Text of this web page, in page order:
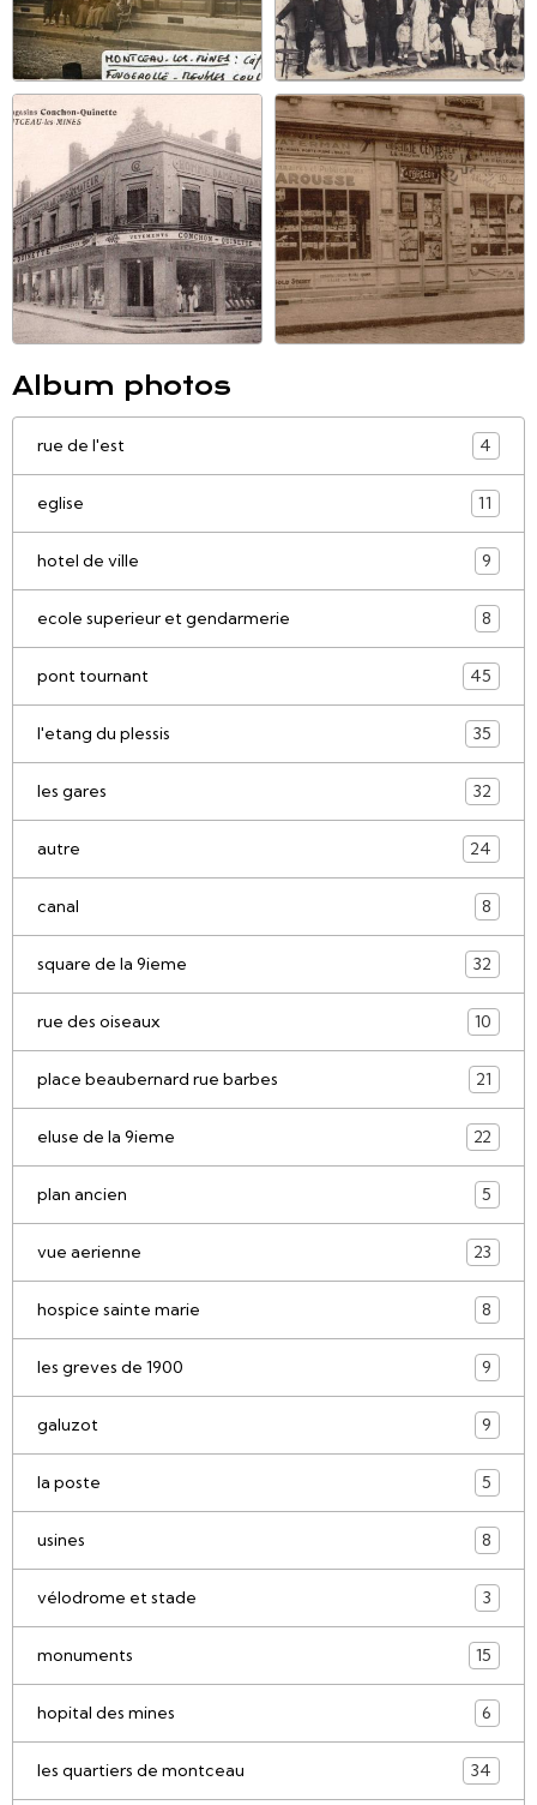
Album photos
rue de l'est 4
eglise 11
hotel de ville 9
ecole superieur et gendarmerie 8
pont tournant 45
l'etang du plessis 35
les gares 32
autre 24
canal 8
square de la 9ieme 32
rue des oiseaux 10
place beaubernard rue barbes 21
eluse de la 9ieme 22
plan ancien 5
vue aerienne 23
hospice sainte marie 8
les greves de 1900 9
galuzot 9
la poste 5
usines 8
vélodrome et stade 3
monuments 15
hopital des mines 6
les quartiers de montceau 34